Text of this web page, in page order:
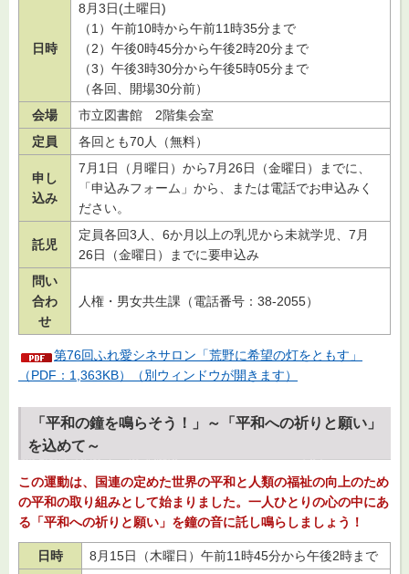
日時
8月3日(土曜日)
（1）午前10時から午前11時35分まで
（2）午後0時45分から午後2時20分まで
（3）午後3時30分から午後5時05分まで
（各回、開場30分前）
会場
市立図書館 2階集会室
定員
各回とも70人（無料）
申し
込み
7月1日（月曜日）から7月26日（金曜日）までに、
「申込みフォーム」から、または電話でお申込みく
ださい。
託児
定員各回3人、6か月以上の乳児から未就学児、7月
26日（金曜日）までに要申込み
問い
合わ
せ
人権・男女共生課（電話番号：38-2055）
第76回ふれ愛シネサロン「荒野に希望の灯をともす」
（PDF：1,363KB）（別ウィンドウが開きます）
「平和の鐘を鳴らそう！」～「平和への祈りと願い」
を込めて～
この運動は、国連の定めた世界の平和と人類の福祉の向上のため
の平和の取り組みとして始まりました。一人ひとりの心の中にあ
る「平和への祈りと願い」を鐘の音に託し鳴らしましょう！
日時 8月15日（木曜日）午前11時45分から午後2時まで